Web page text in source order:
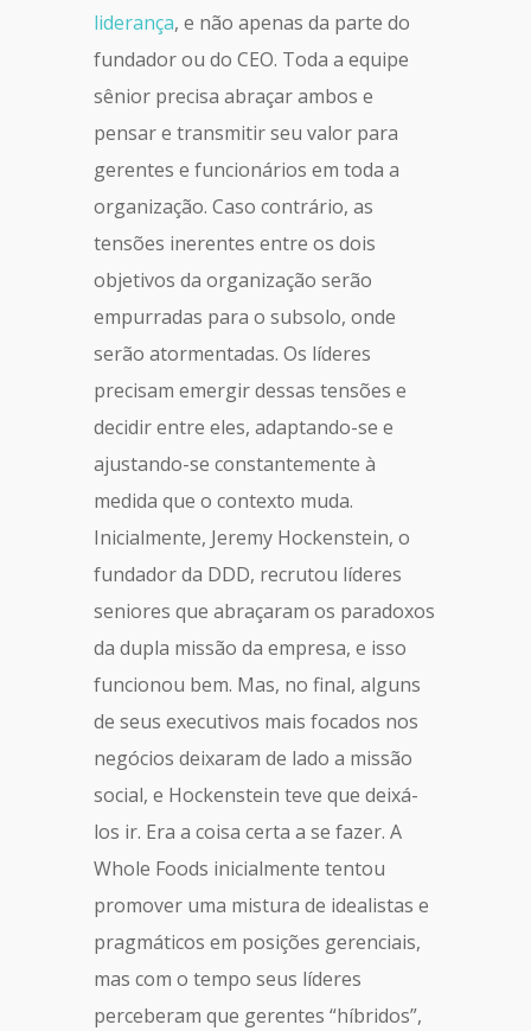
liderança, e não apenas da parte do
fundador ou do CEO. Toda a equipe
sênior precisa abraçar ambos e
pensar e transmitir seu valor para
gerentes e funcionários em toda a
organização. Caso contrário, as
tensões inerentes entre os dois
objetivos da organização serão
empurradas para o subsolo, onde
serão atormentadas. Os líderes
precisam emergir dessas tensões e
decidir entre eles, adaptando-se e
ajustando-se constantemente à
medida que o contexto muda.
Inicialmente, Jeremy Hockenstein, o
fundador da DDD, recrutou líderes
seniores que abraçaram os paradoxos
da dupla missão da empresa, e isso
funcionou bem. Mas, no final, alguns
de seus executivos mais focados nos
negócios deixaram de lado a missão
social, e Hockenstein teve que deixá-
los ir. Era a coisa certa a se fazer. A
Whole Foods inicialmente tentou
promover uma mistura de idealistas e
pragmáticos em posições gerenciais,
mas com o tempo seus líderes
perceberam que gerentes “híbridos”,